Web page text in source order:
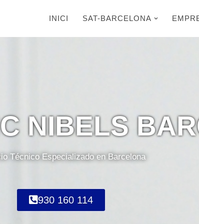
INICI SAT-BARCELONA
NIBELS
Técnico Especializado en Barcelona
930 160 114